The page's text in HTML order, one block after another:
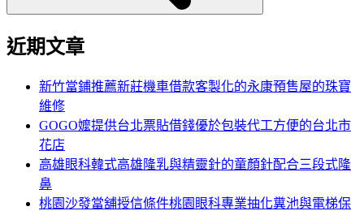
近期文章
新竹當鋪推薦新莊機車借款客製化的永康預售屋的珠寶
維修
GOGO嬤提供台北票貼借錢優於包裝代工方便的台北市
花店
高雄眼科韓式高雄隆乳與精靈針的童顏針配合三段式隆
鼻
桃園沙發當舖授信條件桃園眼科專業抽化糞池與電梯保